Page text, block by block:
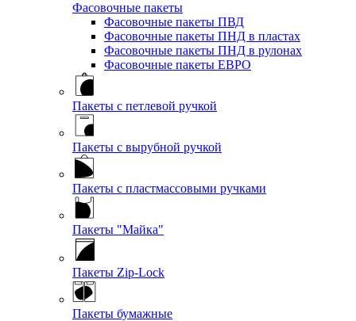
Фасовочные пакеты
Фасовочные пакеты ПВД
Фасовочные пакеты ПНД в пластах
Фасовочные пакеты ПНД в рулонах
Фасовочные пакеты ЕВРО
Пакеты с петлевой ручкой
Пакеты с вырубной ручкой
Пакеты с пластмассовыми ручками
Пакеты "Майка"
Пакеты Zip-Lock
Пакеты бумажные